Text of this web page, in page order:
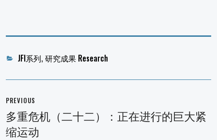
Categories
JFI系列,研究成果 Research
章
导
航
PREVIOUS
Previous
post:
多重危机（二十二）：正在进行的巨大紧
缩运动